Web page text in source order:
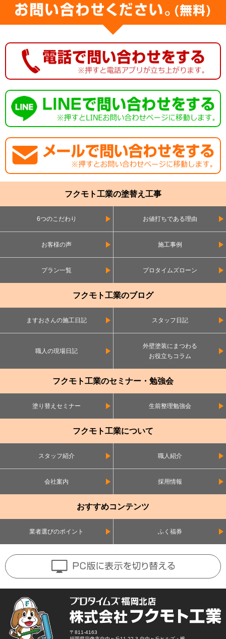
フクモト工業の塗替え工事
6つのこだわり お値打ちである理由
お客様の声 施工事例
プラン一覧 プロタイムズローン
フクモト工業のブログ
ますおさんの施工日記 スタッフ日記
職人の現場日記
外壁塗装にまつわる
お役立ちコラム
フクモト工業のセミナー・勉強会
塗り替えセミナー 生前整理勉強会
フクモト工業について
スタッフ紹介 職人紹介
会社案内 採用情報
おすすめコンテンツ
業者選びのポイント ふく福券
〒811-4163